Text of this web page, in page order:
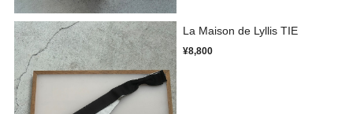
La Maison de Lyllis TIE
¥8,800